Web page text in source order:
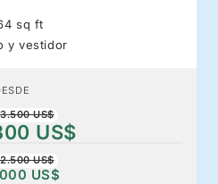
sq ft
y vestidor
US$
US$
US$
US$